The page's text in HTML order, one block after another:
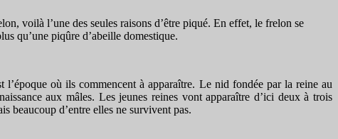
voilà l’une des seules raisons d’être piqué. En effet, le frelon se
qu’une piqûre d’abeille domestique.
où ils commencent à apparaître. Le nid fondée par la reine au
aux mâles. Les jeunes reines vont apparaître d’ici deux à trois
beaucoup d’entre elles ne survivent pas.